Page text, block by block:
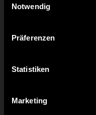
Durch Anklicken der
Detailansicht geben
Ihrer Daten zu den
widerruflich für die
Schaltfläche
Notwendig
Präferenzen
Statistiken
Marketing
GARDEROBEKASTEN